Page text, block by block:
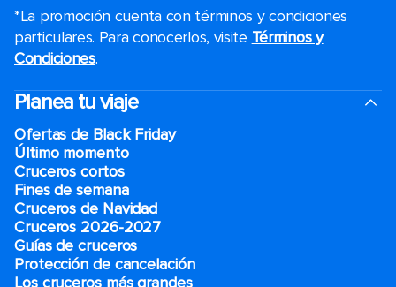
*La promoción cuenta con términos y condiciones
particulares. Para conocerlos, visite Términos y
Condiciones.
Planea tu viaje
Ofertas de Black Friday
Último momento
Cruceros cortos
Fines de semana
Cruceros de Navidad
Cruceros 2026-2027
Guías de cruceros
Protección de cancelación
Los cruceros más grandes